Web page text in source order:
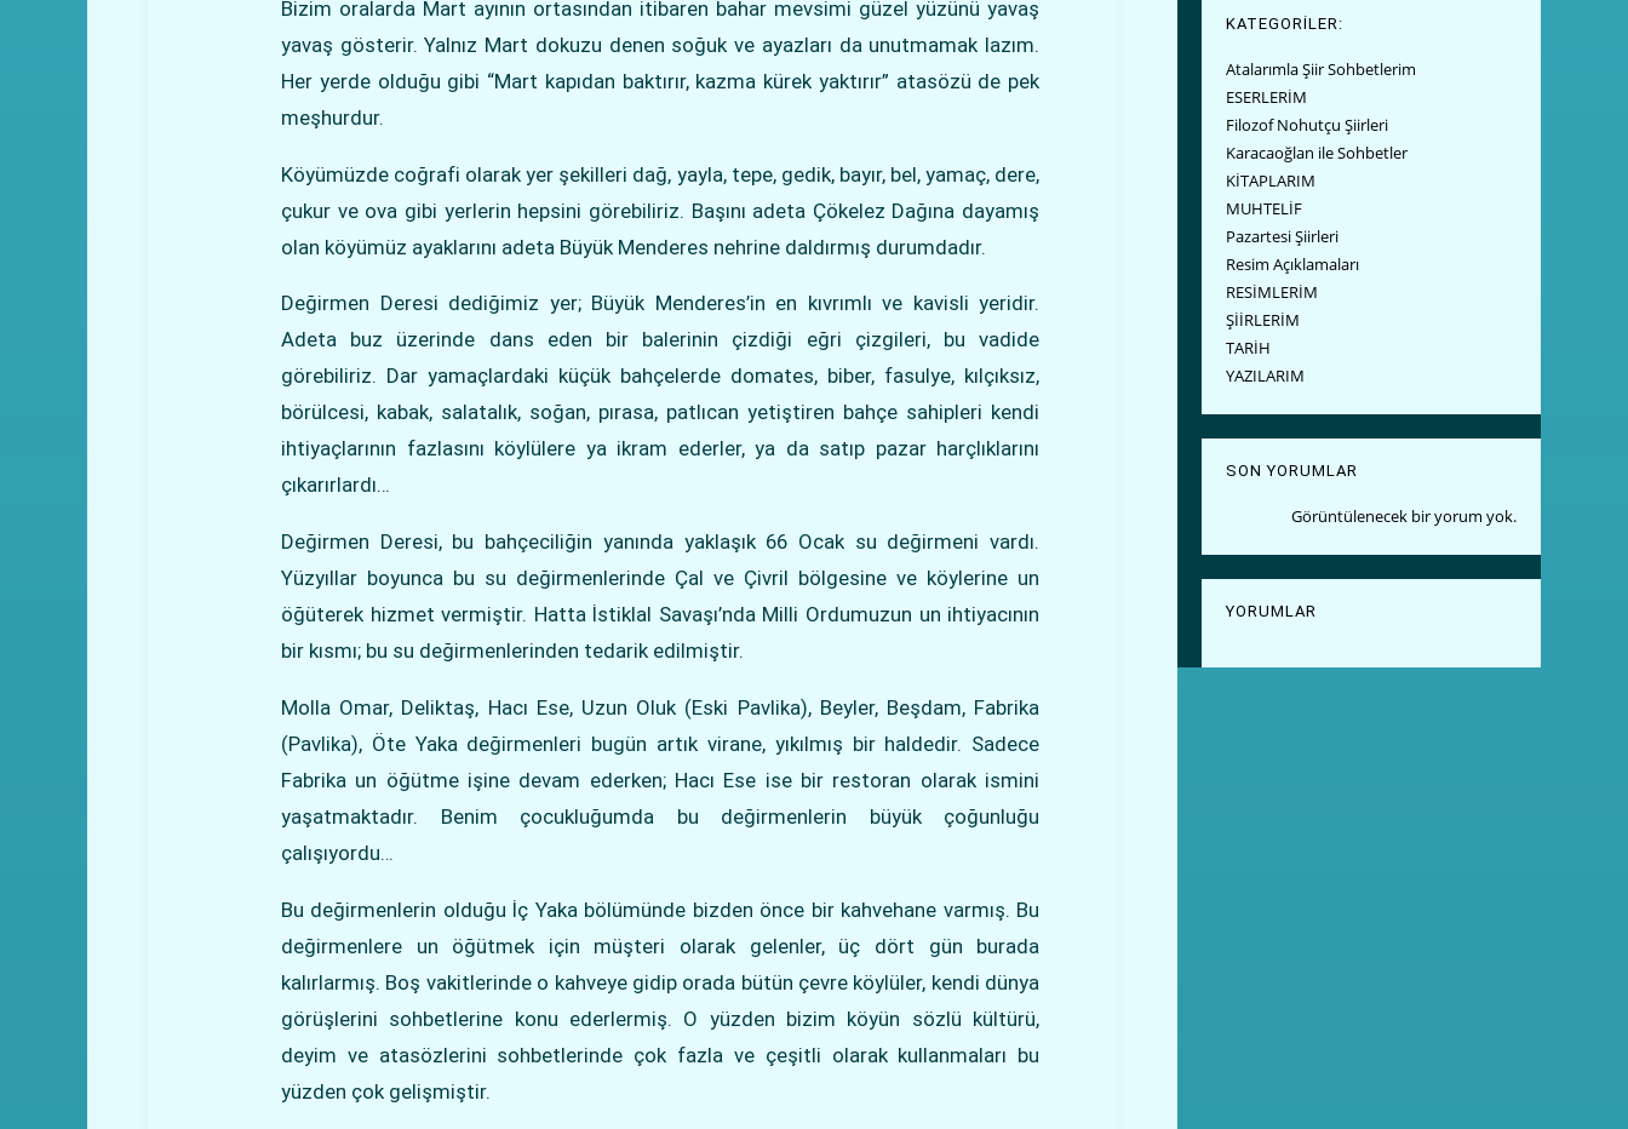
Bizim oralarda Mart ayının ortasından itibaren bahar mevsimi güzel yüzünü yavaş
yavaş gösterir. Yalnız Mart dokuzu denen soğuk ve ayazları da unutmamak lazım.
Her yerde olduğu gibi “Mart kapıdan baktırır, kazma kürek yaktırır” atasözü de pek
meşhurdur.
Köyümüzde coğrafi olarak yer şekilleri dağ, yayla, tepe, gedik, bayır, bel, yamaç, dere,
çukur ve ova gibi yerlerin hepsini görebiliriz. Başını adeta Çökelez Dağına dayamış
olan köyümüz ayaklarını adeta Büyük Menderes nehrine daldırmış durumdadır.
Değirmen Deresi dediğimiz yer; Büyük Menderes’in en kıvrımlı ve kavisli yeridir.
Adeta buz üzerinde dans eden bir balerinin çizdiği eğri çizgileri, bu vadide
görebiliriz. Dar yamaçlardaki küçük bahçelerde domates, biber, fasulye, kılçıksız,
börülcesi, kabak, salatalık, soğan, pırasa, patlıcan yetiştiren bahçe sahipleri kendi
ihtiyaçlarının fazlasını köylülere ya ikram ederler, ya da satıp pazar harçlıklarını
çıkarırlardı…
Değirmen Deresi, bu bahçeciliğin yanında yaklaşık 66 Ocak su değirmeni vardı.
Yüzyıllar boyunca bu su değirmenlerinde Çal ve Çivril bölgesine ve köylerine un
öğüterek hizmet vermiştir. Hatta İstiklal Savaşı’nda Milli Ordumuzun un ihtiyacının
bir kısmı; bu su değirmenlerinden tedarik edilmiştir.
Molla Omar, Deliktaş, Hacı Ese, Uzun Oluk (Eski Pavlika), Beyler, Beşdam, Fabrika
(Pavlika), Öte Yaka değirmenleri bugün artık virane, yıkılmış bir haldedir. Sadece
Fabrika un öğütme işine devam ederken; Hacı Ese ise bir restoran olarak ismini
yaşatmaktadır. Benim çocukluğumda bu değirmenlerin büyük çoğunluğu
çalışıyordu…
Bu değirmenlerin olduğu İç Yaka bölümünde bizden önce bir kahvehane varmış. Bu
değirmenlere un öğütmek için müşteri olarak gelenler, üç dört gün burada
kalırlarmış. Boş vakitlerinde o kahveye gidip orada bütün çevre köylüler, kendi dünya
görüşlerini sohbetlerine konu ederlermiş. O yüzden bizim köyün sözlü kültürü,
deyim ve atasözlerini sohbetlerinde çok fazla ve çeşitli olarak kullanmaları bu
yüzden çok gelişmiştir.
KATEGORİLER:
Atalarımla Şiir Sohbetlerim
ESERLERİM
Filozof Nohutçu Şiirleri
Karacaoğlan ile Sohbetler
KİTAPLARIM
MUHTELİF
Pazartesi Şiirleri
Resim Açıklamaları
RESİMLERİM
ŞİİRLERİM
TARİH
YAZILARIM
SON YORUMLAR
Görüntülenecek bir yorum yok.
YORUMLAR